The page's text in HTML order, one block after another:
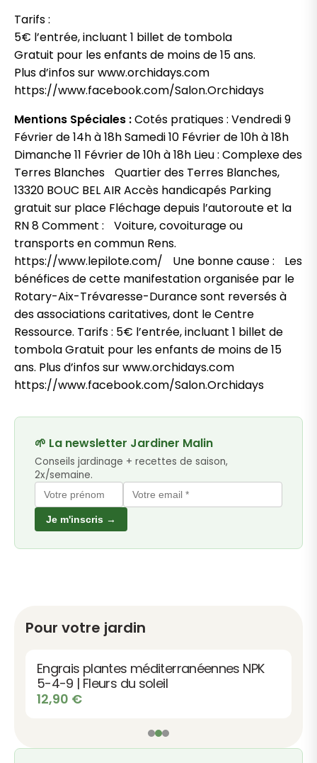
Tarifs :
5€ l’entrée, incluant 1 billet de tombola
Gratuit pour les enfants de moins de 15 ans.
Plus d’infos sur www.orchidays.com
https://www.facebook.com/Salon.Orchidays
Mentions Spéciales :Cotés pratiques : Vendredi 9
Février de 14h à 18h Samedi 10 Février de 10h à 18h
Dimanche 11 Février de 10h à 18h Lieu : Complexe des
Terres Blanches Quartier des Terres Blanches,
13320 BOUC BEL AIR Accès handicapés Parking
gratuit sur place Fléchage depuis l’autoroute et la
RN 8 Comment : Voiture, covoiturage ou
transports en commun Rens.
https://www.lepilote.com/ Une bonne cause : Les
bénéfices de cette manifestation organisée par le
Rotary-Aix-Trévaresse-Durance sont reversés à
des associations caritatives, dont le Centre
Ressource. Tarifs : 5€ l’entrée, incluant 1 billet de
tombola Gratuit pour les enfants de moins de 15
ans. Plus d’infos sur www.orchidays.com
https://www.facebook.com/Salon.Orchidays
🌱 La newsletter Jardiner Malin
Conseils jardinage + recettes de saison,
2x/semaine.
Je m'inscris →
Pour votre jardin
Engrais plantes méditerranéennes NPK
5-4-9 | Fleurs du soleil
12,90 €